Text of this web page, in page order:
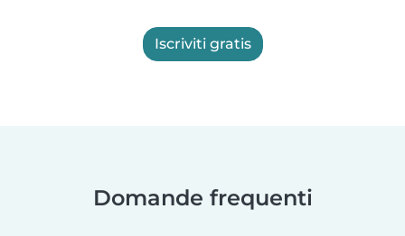
Iscriviti gratis
Domande frequenti